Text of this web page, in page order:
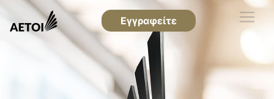
Εγγραφείτε